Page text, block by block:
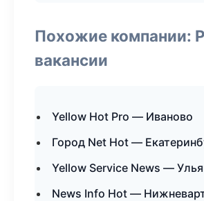
Похожие компании:
вакансии
Yellow Hot Pro — Иваново
Город Net Hot —
Yellow Service News —
News Info Hot —